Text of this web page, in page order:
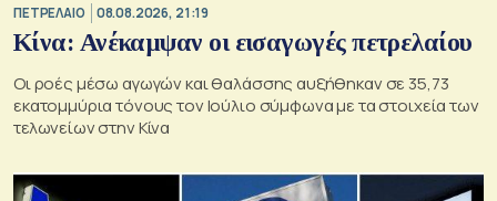
ΠΕΤΡΕΛΑΙΟ 08.08.2026, 21:19
Κίνα: Ανέκαμψαν οι εισαγωγές πετρελαίου
Οι ροές μέσω αγωγών και θαλάσσης αυξήθηκαν σε 35,73
εκατομμύρια τόνους τον Ιούλιο σύμφωνα με τα στοιχεία των
τελωνείων στην Κίνα